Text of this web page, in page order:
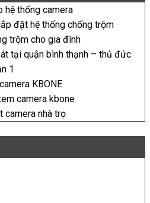
hệ thống camera
đặt hệ thống chống trộm
trộm cho gia đình
tại quận bình thạnh – thủ đức
1
KBONE
camera kbone
camera nhà trọ